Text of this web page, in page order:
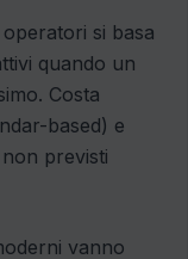
si basa
quando un
Costa
based) e
previsti
vanno